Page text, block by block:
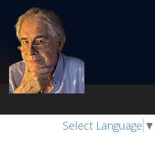
Select Language ▼